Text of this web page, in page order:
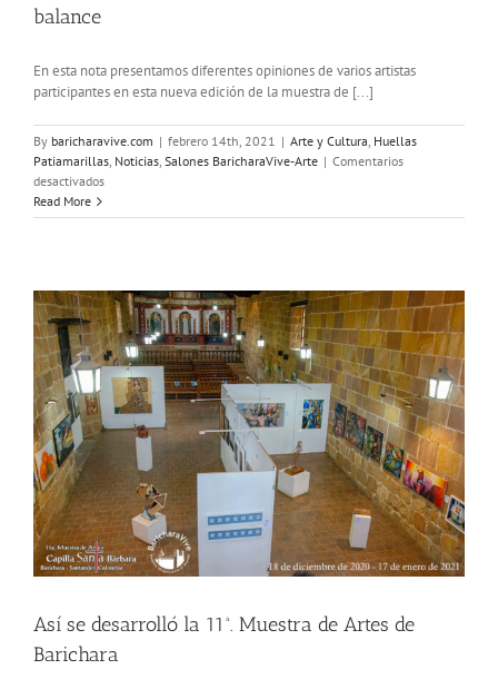
balance
En esta nota presentamos diferentes opiniones de varios artistas
participantes en esta nueva edición de la muestra de [...]
By baricharavive.com | febrero 14th, 2021 | Arte y Cultura Huellas
Patiamarillas Noticias Salones BaricharaVive-Arte | Comentarios
desactivadosen
11ª.
Barichara,
su
balance
Read More
Así se desarrolló la 11ª. Muestra de Artes de
Barichara